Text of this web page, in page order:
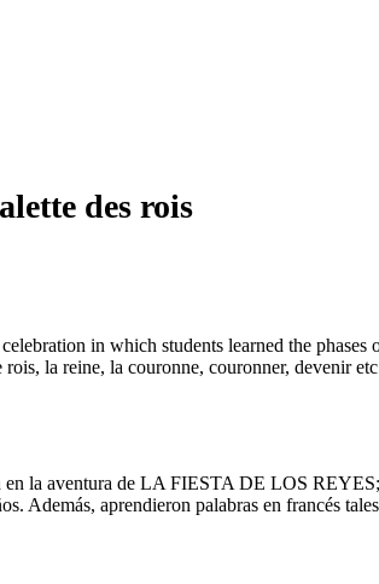
des rois
in which students learned the
la reine, la couronne, couronner, devenir
la aventura de LA FIESTA DE LOS
Además, aprendieron palabras en francés